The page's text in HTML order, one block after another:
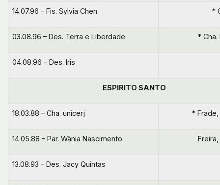
14.07.96 – Fis. Sylvia Chen *
03.08.96 – Des. Terra e Liberdade * Cha.
04.08.96 – Des. Iris
ESPIRITO SANTO
18.03.88 – Cha. unicerj * Frade,
14.05.88 – Par. Wânia Nascimento
13.08.93 – Des. Jacy Quintas